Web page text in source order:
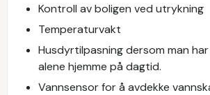
Kontroll av boligen ved utrykning
Temperaturvakt
Husdyrtilpasning dersom man
alene hjemme på dagtid.
Vannsensor for å avdekke